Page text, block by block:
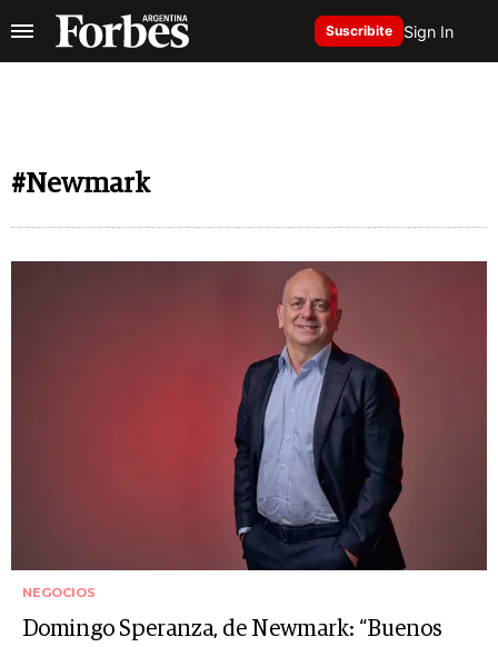
Suscribite Sign In
#Newmark
NEGOCIOS
Domingo Speranza, de Newmark: “Buenos